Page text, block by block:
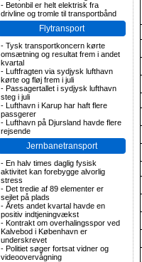
- Betonbil er helt elektrisk fra
drivline og tromle til transportbånd
Flytransport
- Tysk transportkoncern kørte
omsætning og resultat frem i andet
kvartal
- Luftfragten via sydjysk lufthavn
kørte og fløj frem i juli
- Passagertallet i sydjysk lufthavn
steg i juli
- Lufthavn i Karup har haft flere
passgerer
- Lufthavn på Djursland havde flere
rejsende
Jernbanetransport
- En halv times daglig fysisk
aktivitet kan forebygge alvorlig
stress
- Det tredie af 89 elementer er
sejlet på plads
- Årets andet kvartal havde en
positiv indtjeningvækst
- Kontrakt om overhalingsspor ved
Kalvebod i København er
underskrevet
- Politiet søger fortsat vidner og
videoovervågning